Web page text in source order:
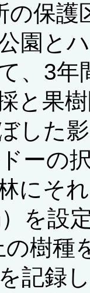
の保
園と
、3年
と果
した
ーの
にそ
）を設
樹種
記録